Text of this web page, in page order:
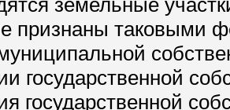
признаны таковыми
государственной
государственной